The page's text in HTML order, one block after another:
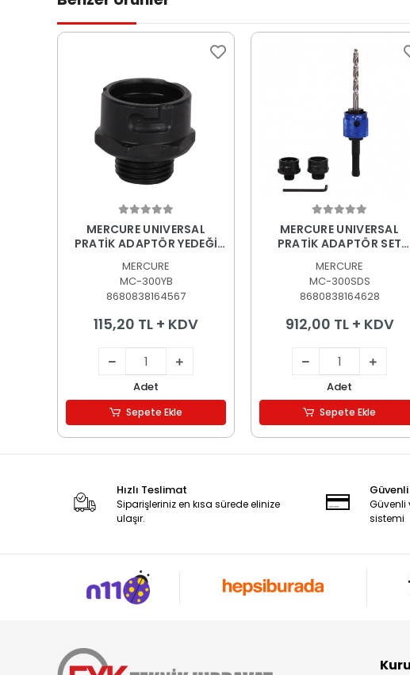
MERCURE UNIVERSAL
PRATİK ADAPTÖR YEDEĞİ
MERCURE
MC-300YB
8680838164567
115,20 TL + KDV
Adet
Sepete Ekle
MERCURE UNIVERSAL
PRATİK ADAPTÖR SET
MERCURE
MC-300SDS
8680838164628
912,00 TL + KDV
Adet
Sepete Ekle
Hızlı Teslimat
Siparişleriniz en kısa sürede elinize
ulaşır.
Güvenli
Güvenli
sistemi